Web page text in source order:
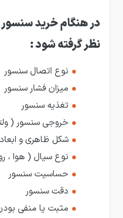
در هنگام خرید سنسور
نظر گرفته شود:
نوع اتصال سنسور
میزان فشار سنسور
تغذیه سنسور
خروجی سنسور (
شکل ظاهری و
نوع سیال ( هوا ،
حساسیت سنسور
دقت سنسور
مثبت یا منفی